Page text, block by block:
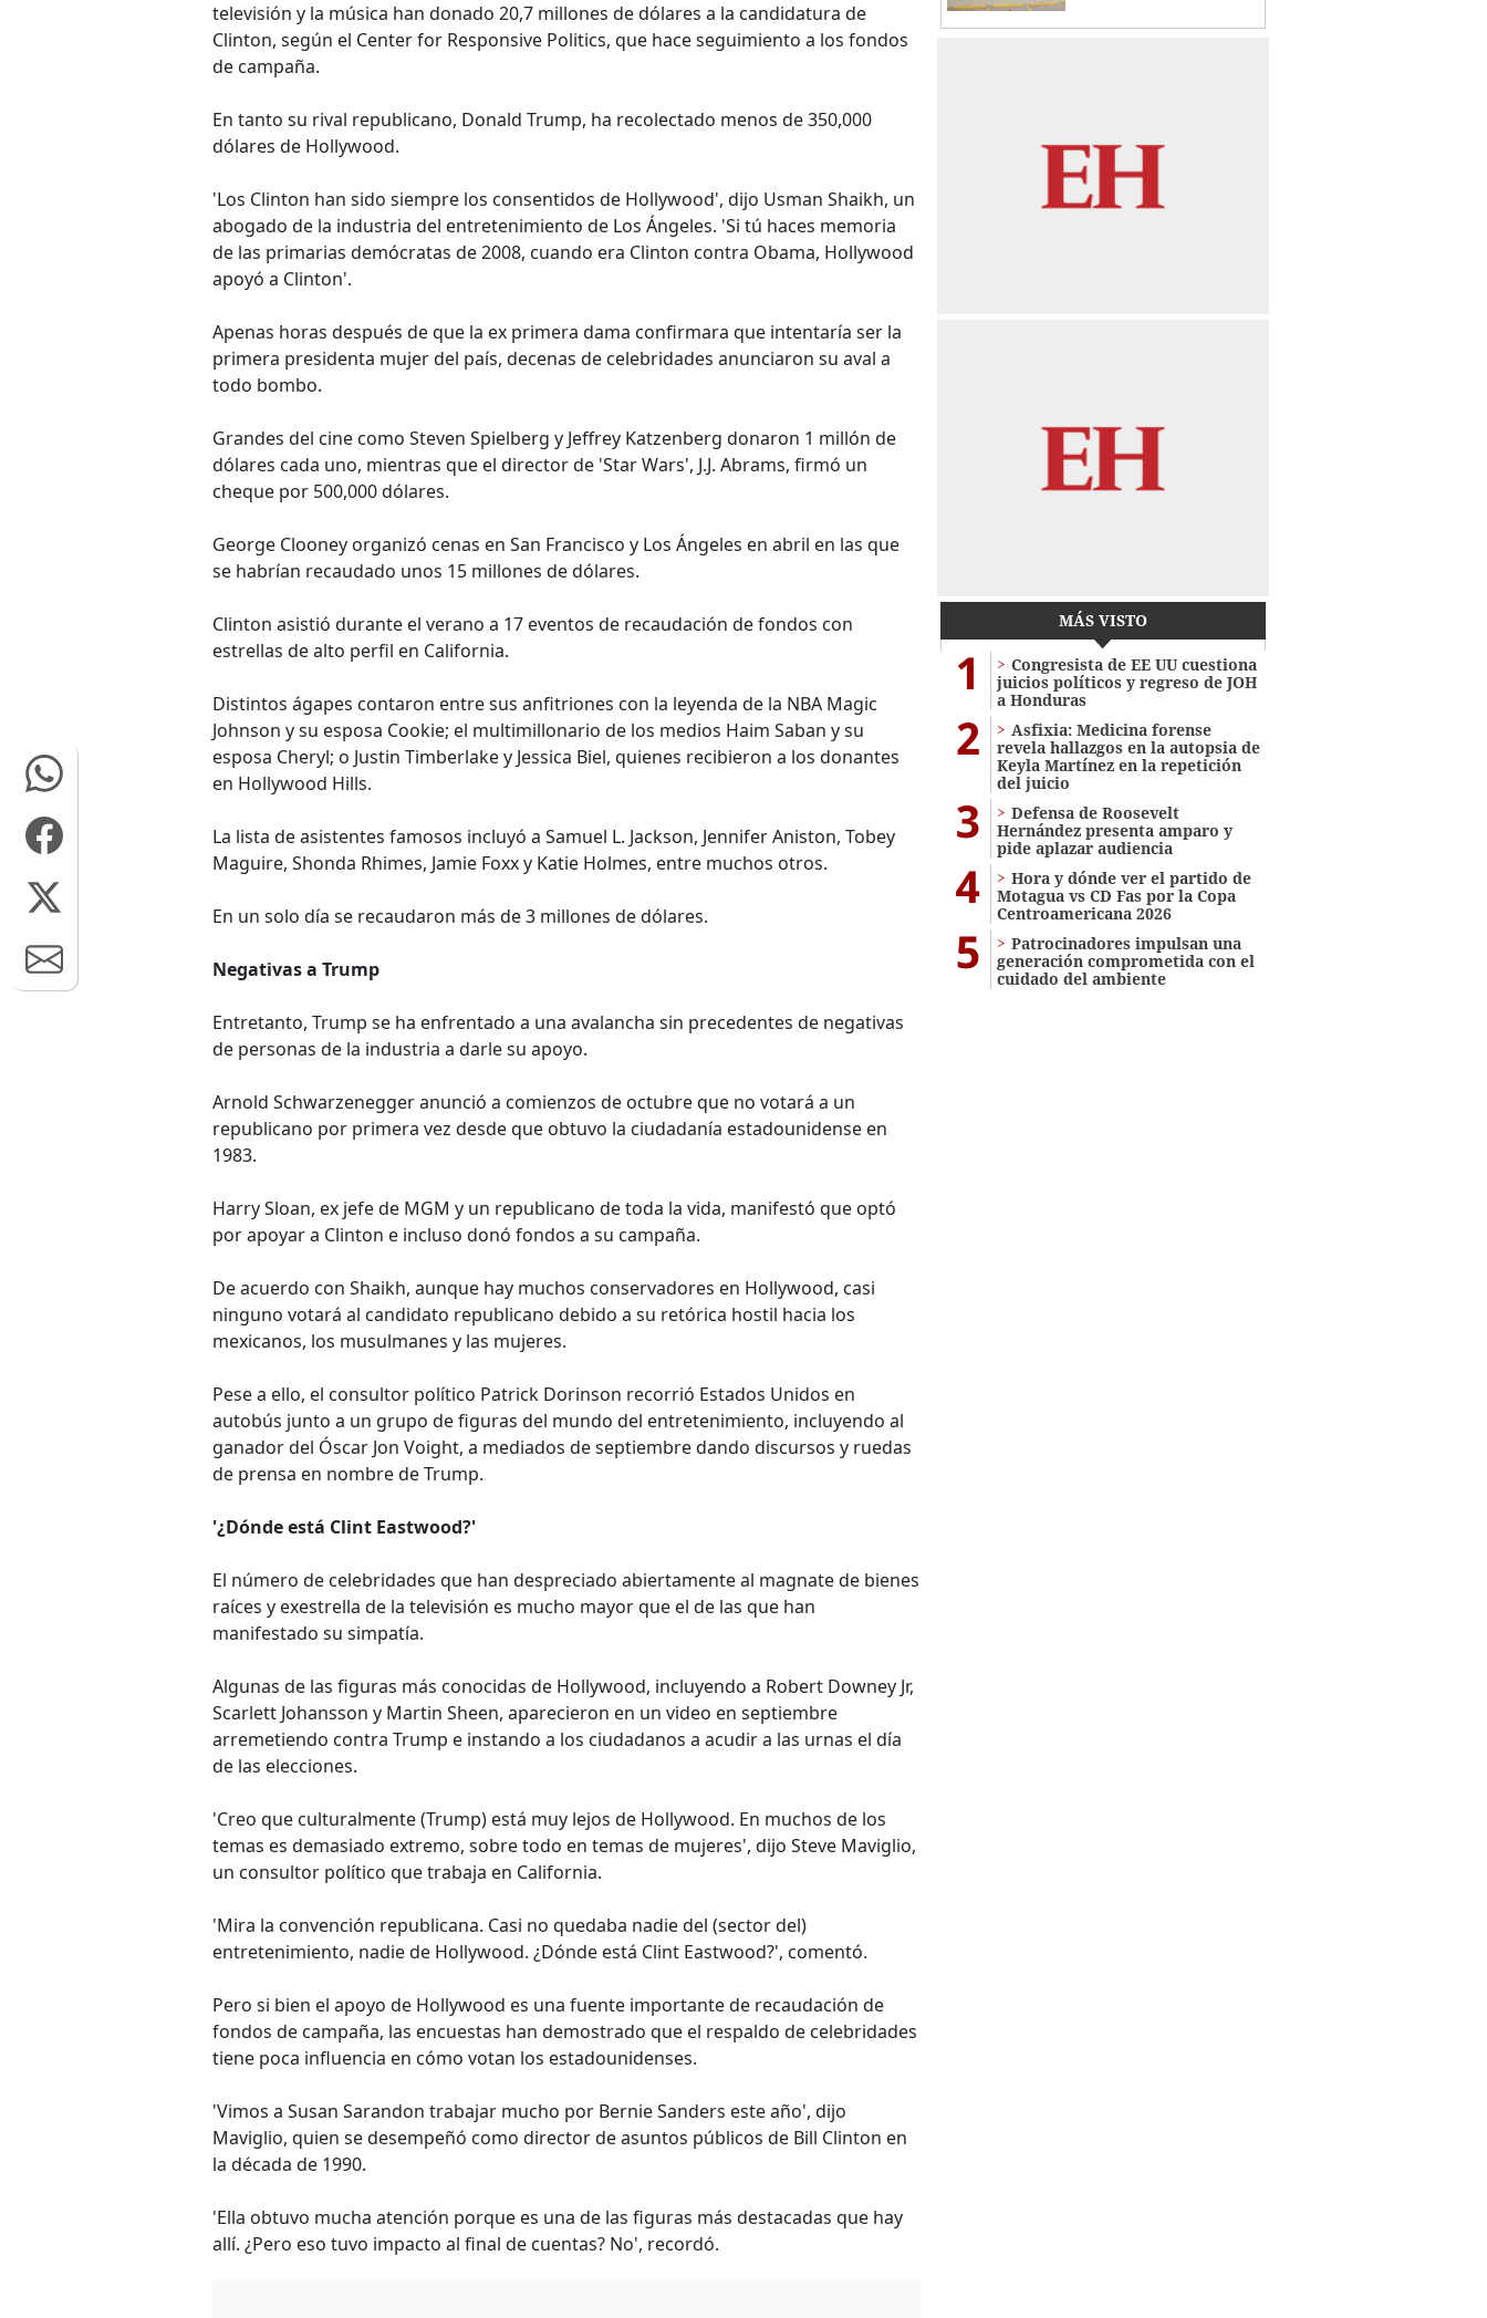
televisión y la música han donado 20,7 millones de dólares a la candidatura de
Clinton, según el Center for Responsive Politics, que hace seguimiento a los fondos
de campaña.
En tanto su rival republicano, Donald Trump, ha recolectado menos de 350,000
dólares de Hollywood.
'Los Clinton han sido siempre los consentidos de Hollywood', dijo Usman Shaikh, un
abogado de la industria del entretenimiento de Los Ángeles. 'Si tú haces memoria
de las primarias demócratas de 2008, cuando era Clinton contra Obama, Hollywood
apoyó a Clinton'.
Apenas horas después de que la ex primera dama confirmara que intentaría ser la
primera presidenta mujer del país, decenas de celebridades anunciaron su aval a
todo bombo.
Grandes del cine como Steven Spielberg y Jeffrey Katzenberg donaron 1 millón de
dólares cada uno, mientras que el director de 'Star Wars', J.J. Abrams, firmó un
cheque por 500,000 dólares.
George Clooney organizó cenas en San Francisco y Los Ángeles en abril en las que
se habrían recaudado unos 15 millones de dólares.
Clinton asistió durante el verano a 17 eventos de recaudación de fondos con
estrellas de alto perfil en California.
Distintos ágapes contaron entre sus anfitriones con la leyenda de la NBA Magic
Johnson y su esposa Cookie; el multimillonario de los medios Haim Saban y su
esposa Cheryl; o Justin Timberlake y Jessica Biel, quienes recibieron a los donantes
en Hollywood Hills.
La lista de asistentes famosos incluyó a Samuel L. Jackson, Jennifer Aniston, Tobey
Maguire, Shonda Rhimes, Jamie Foxx y Katie Holmes, entre muchos otros.
En un solo día se recaudaron más de 3 millones de dólares.
Negativas a Trump
Entretanto, Trump se ha enfrentado a una avalancha sin precedentes de negativas
de personas de la industria a darle su apoyo.
Arnold Schwarzenegger anunció a comienzos de octubre que no votará a un
republicano por primera vez desde que obtuvo la ciudadanía estadounidense en
1983.
Harry Sloan, ex jefe de MGM y un republicano de toda la vida, manifestó que optó
por apoyar a Clinton e incluso donó fondos a su campaña.
De acuerdo con Shaikh, aunque hay muchos conservadores en Hollywood, casi
ninguno votará al candidato republicano debido a su retórica hostil hacia los
mexicanos, los musulmanes y las mujeres.
Pese a ello, el consultor político Patrick Dorinson recorrió Estados Unidos en
autobús junto a un grupo de figuras del mundo del entretenimiento, incluyendo al
ganador del Óscar Jon Voight, a mediados de septiembre dando discursos y ruedas
de prensa en nombre de Trump.
'¿Dónde está Clint Eastwood?'
El número de celebridades que han despreciado abiertamente al magnate de bienes
raíces y exestrella de la televisión es mucho mayor que el de las que han
manifestado su simpatía.
Algunas de las figuras más conocidas de Hollywood, incluyendo a Robert Downey Jr,
Scarlett Johansson y Martin Sheen, aparecieron en un video en septiembre
arremetiendo contra Trump e instando a los ciudadanos a acudir a las urnas el día
de las elecciones.
'Creo que culturalmente (Trump) está muy lejos de Hollywood. En muchos de los
temas es demasiado extremo, sobre todo en temas de mujeres', dijo Steve Maviglio,
un consultor político que trabaja en California.
'Mira la convención republicana. Casi no quedaba nadie del (sector del)
entretenimiento, nadie de Hollywood. ¿Dónde está Clint Eastwood?', comentó.
Pero si bien el apoyo de Hollywood es una fuente importante de recaudación de
fondos de campaña, las encuestas han demostrado que el respaldo de celebridades
tiene poca influencia en cómo votan los estadounidenses.
'Vimos a Susan Sarandon trabajar mucho por Bernie Sanders este año', dijo
Maviglio, quien se desempeñó como director de asuntos públicos de Bill Clinton en
la década de 1990.
'Ella obtuvo mucha atención porque es una de las figuras más destacadas que hay
allí. ¿Pero eso tuvo impacto al final de cuentas? No', recordó.
MÁS VISTO
1
Congresista de EE UU cuestiona
juicios políticos y regreso de JOH
a Honduras
2
Asfixia: Medicina forense
revela hallazgos en la autopsia de
Keyla Martínez en la repetición
del juicio
3
Defensa de Roosevelt
Hernández presenta amparo y
pide aplazar audiencia
4
Hora y dónde ver el partido de
Motagua vs CD Fas por la Copa
Centroamericana 2026
5
Patrocinadores impulsan una
generación comprometida con el
cuidado del ambiente